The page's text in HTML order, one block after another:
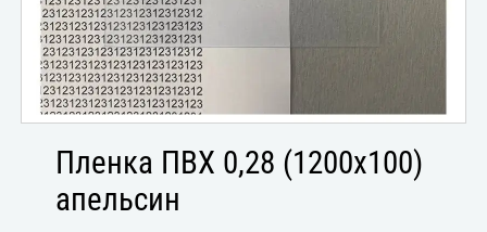
Пленка ПВХ 0,28 (1200х100)
апельсин